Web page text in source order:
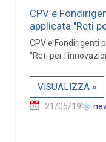
CPV e
applicata "Reti
CPV e Fondirigenti
"Reti per
VISUALIZZA »
21/05/19